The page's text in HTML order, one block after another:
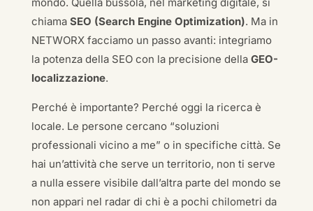
chiama SEO (Search Engine Optimization). Ma in
NETWORX facciamo un passo avanti: integriamo
la potenza della SEO con la precisione della GEO-
localizzazione.
Perché è importante? Perché oggi la ricerca è
locale. Le persone cercano “soluzioni
professionali vicino a me” o in specifiche città. Se
hai un’attività che serve un territorio, non ti serve
a nulla essere visibile dall’altra parte del mondo se
non appari nel radar di chi è a pochi chilometri da